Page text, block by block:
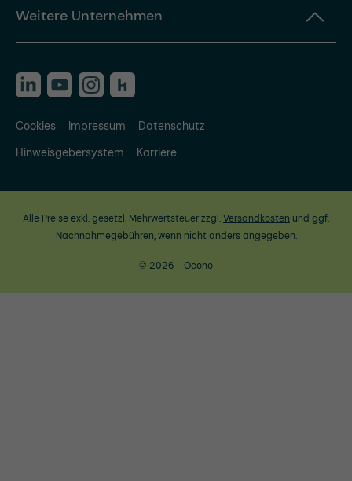
Weitere Unternehmen
Cookies Impressum
Datenschutz
Hinweisgebersystem
Karriere
Alle Preise exkl. gesetzl. Mehrwertsteuer zzgl.Versandkosten und ggf.
Nachnahmegebühren, wenn nicht anders angegeben.
© 2026 - Ocono